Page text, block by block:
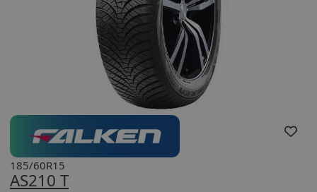
AS210 T
185/60R15